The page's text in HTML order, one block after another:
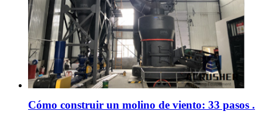
Cómo construir un molino de viento: 33 pasos .